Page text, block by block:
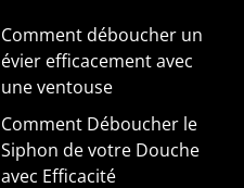
Comment déboucher un
évier efficacement avec
une ventouse
Comment Déboucher le
Siphon de votre Douche
avec Efficacité